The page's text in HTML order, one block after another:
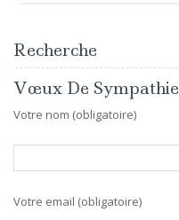
Recherche
Vœux De Sympathie
Votre nom (obligatoire)
Votre email (obligatoire)